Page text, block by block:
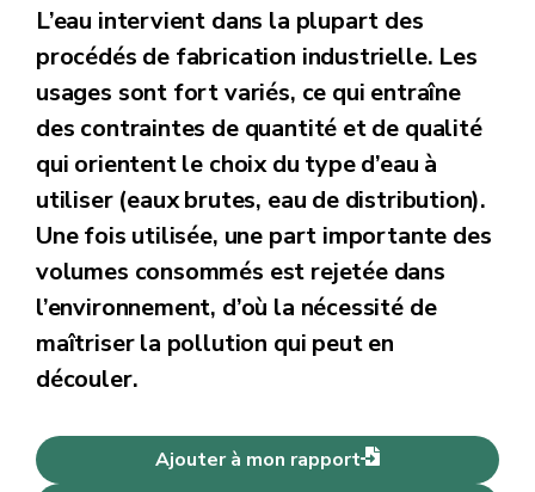
L’eau intervient dans la plupart des
procédés de fabrication industrielle. Les
usages sont fort variés, ce qui entraîne
des contraintes de quantité et de qualité
qui orientent le choix du type d’eau à
utiliser (eaux brutes, eau de distribution).
Une fois utilisée, une part importante des
volumes consommés est rejetée dans
l’environnement, d’où la nécessité de
maîtriser la pollution qui peut en
découler.
Ajouter à mon rapport